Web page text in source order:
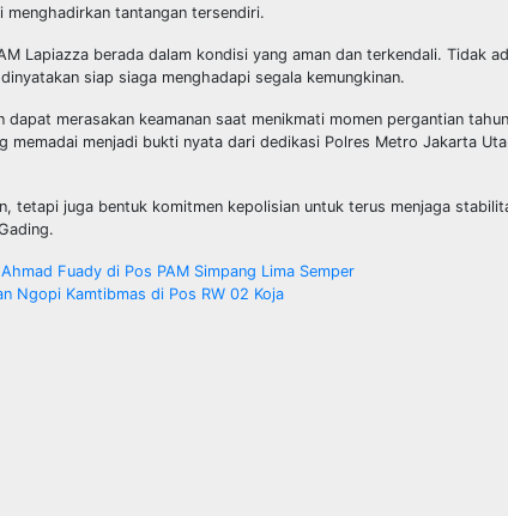
tantangan tersendiri.
Lapiazza berada dalam kondisi yang aman dan terkendali. Tidak
siap siaga menghadapi segala kemungkinan.
merasakan keamanan saat menikmati momen pergantian
memadai menjadi bukti nyata dari dedikasi Polres Metro Jakarta
tetapi juga bentuk komitmen kepolisian untuk terus menjaga
Fuady di Pos PAM Simpang Lima Semper
Ngopi Kamtibmas di Pos RW 02 Koja